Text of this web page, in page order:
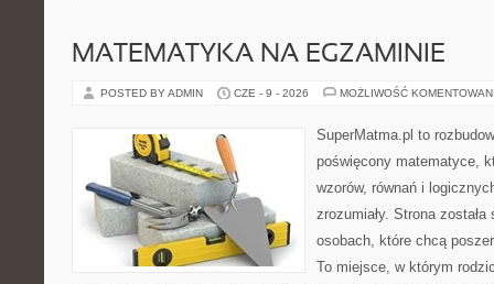
MATEMATYKA NA EGZAMINIE
POSTED BY ADMIN CZE - 9 - 2026 MOŻLIWOŚĆ
SuperMatma.pl to
poświęcony matematyce,
wzorów, równań i
zrozumiały. Strona
osobach, które chcą
To miejsce, w którym